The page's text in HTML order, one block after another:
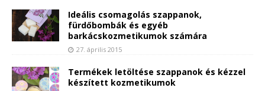
Ideális csomagolás szappanok,
fürdőbombák és egyéb
barkácskozmetikumok számára
27. április 2015
Termékek letöltése szappanok és kézzel
készített kozmetikumok